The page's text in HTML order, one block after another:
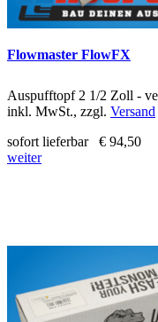
Flowmaster FlowFX
Auspufftopf 2 1/2 Zoll -
inkl. MwSt., zzgl. Versand
sofort lieferbar
€ 94,50
weiter